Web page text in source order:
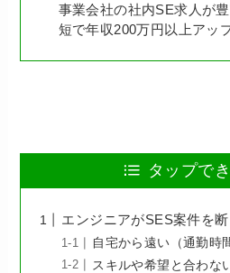
事業会社の社内SE求人が
短で年収200万円以上アッ
タップで
エンジニアがSES案件を
自宅から遠い（通勤時
スキルや希望と合わな